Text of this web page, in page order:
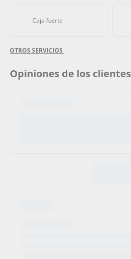
Caja fuerte
OTROS SERVICIOS
Opiniones de los clientes